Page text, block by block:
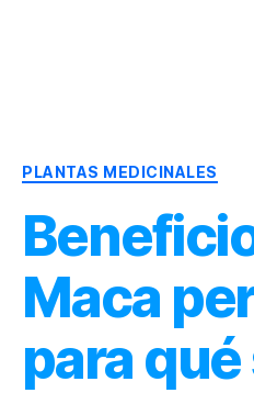
Terapia
Nutricional
Nutrición
PLANTAS MEDICINALES
Maca
para